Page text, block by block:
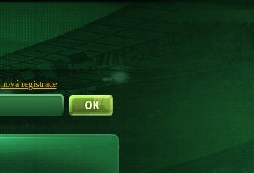
nová registrace